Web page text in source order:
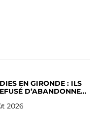
EN GIRONDE : ILS
D’ABANDONNER
2026